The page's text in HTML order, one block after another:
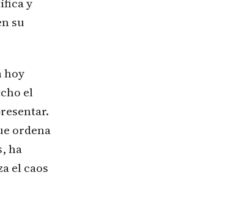
su
hoy
el
ordena
ha
el caos